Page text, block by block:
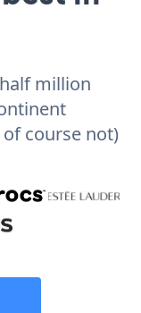
million
course not)